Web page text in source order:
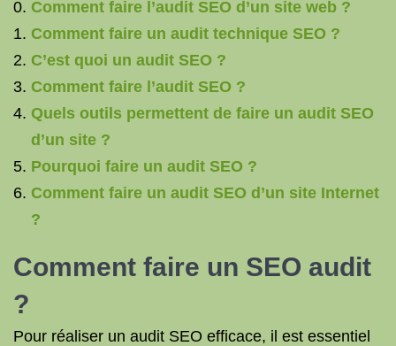
Comment faire l’audit SEO d’un site web ?
Comment faire un audit technique SEO ?
C’est quoi un audit SEO ?
Comment faire l’audit SEO ?
Quels outils permettent de faire un audit SEO
d’un site ?
Pourquoi faire un audit SEO ?
Comment faire un audit SEO d’un site Internet
?
Comment faire un SEO audit
?
Pour réaliser un audit SEO efficace, il est essentiel